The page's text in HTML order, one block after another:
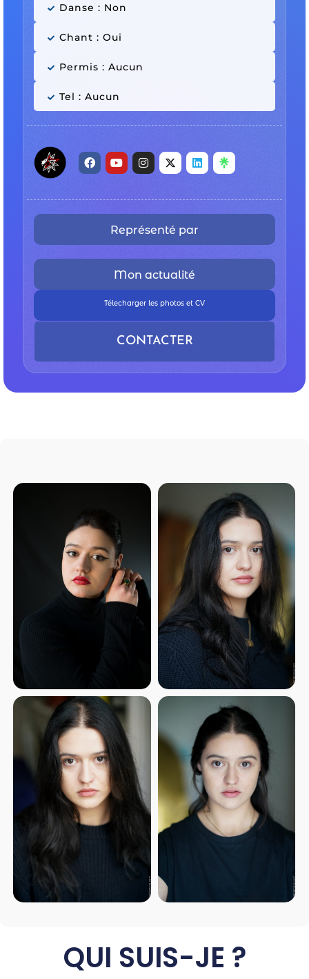
Danse : Non
Chant : Oui
Permis : Aucun
Tel : Aucun
Représenté par
Mon actualité
Télecharger les photos et CV
CONTACTER
QUI SUIS-JE ?